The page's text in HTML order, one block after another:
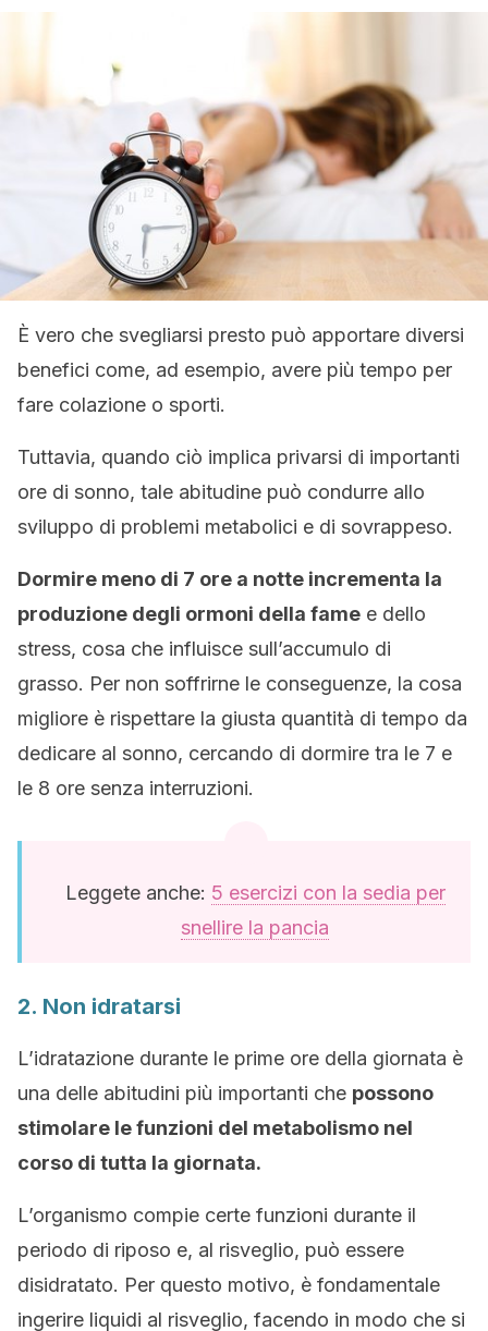
È vero che svegliarsi presto può apportare diversi
benefici come, ad esempio, avere più tempo per
fare colazione o sporti.
Tuttavia, quando ciò implica privarsi di importanti
ore di sonno, tale abitudine può condurre allo
sviluppo di problemi metabolici e di sovrappeso.
Dormire meno di 7 ore a notte incrementa la
produzione degli ormoni della fame e dello
stress, cosa che influisce sull’accumulo di
grasso. Per non soffrirne le conseguenze, la cosa
migliore è rispettare la giusta quantità di tempo da
dedicare al sonno, cercando di dormire tra le 7 e
le 8 ore senza interruzioni.
Leggete anche: 5 esercizi con la sedia per
snellire la pancia
2. Non idratarsi
L’idratazione durante le prime ore della giornata è
una delle abitudini più importanti che possono
stimolare le funzioni del metabolismo nel
corso di tutta la giornata.
L’organismo compie certe funzioni durante il
periodo di riposo e, al risveglio, può essere
disidratato. Per questo motivo, è fondamentale
ingerire liquidi al risveglio, facendo in modo che si